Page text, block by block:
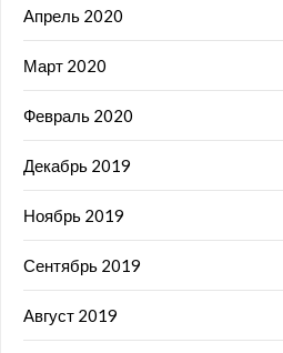
Апрель 2020
Март 2020
Февраль 2020
Декабрь 2019
Ноябрь 2019
Сентябрь 2019
Август 2019